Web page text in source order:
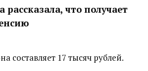
рассказала, что получает
составляет 17 тысяч рублей.